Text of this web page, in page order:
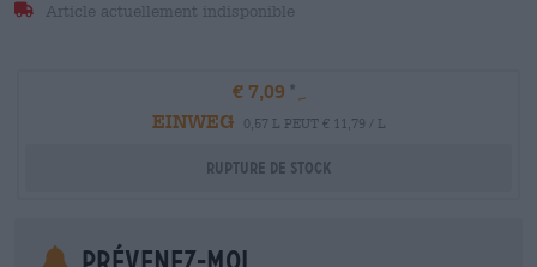
Article actuellement indisponible
€ 7,09
EINWEG
0,57 L PEUT € 11,79 / L
Rupture de stock